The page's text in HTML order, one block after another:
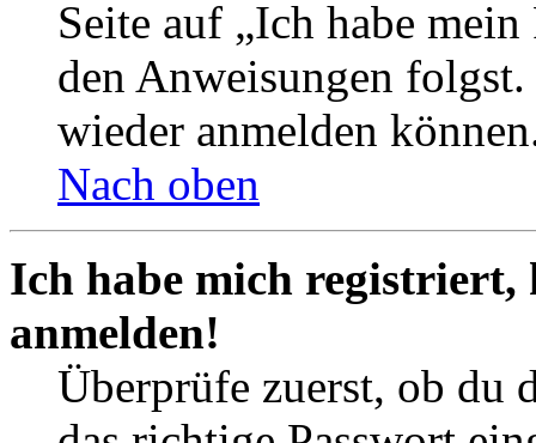
Seite auf „Ich habe
den Anweisungen
wieder anmelden
Nach oben
Ich habe mich
anmelden!
Überprüfe zuerst, ob du